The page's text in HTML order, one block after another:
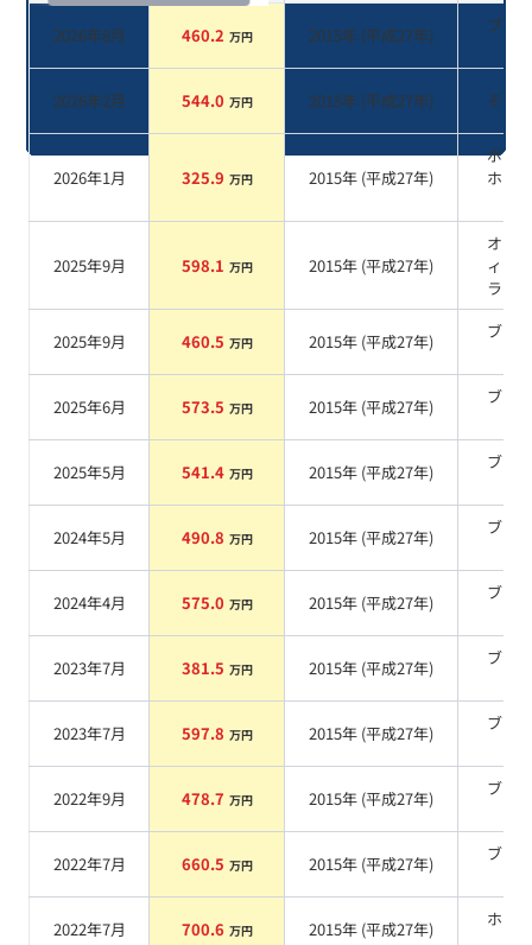
2026年8月 460.2 万円 2015年 (平成27年)
ブラ
2026年2月 544.0 万円 2015年 (平成27年) その他
2026年1月 325.9 万円 2015年 (平成27年)
ポー
ホワ
2025年9月 598.1 万円 2015年 (平成27年)
オブ
ィア
ラック
2025年9月 460.5 万円 2015年 (平成27年)
ブラ
2025年6月 573.5 万円 2015年 (平成27年)
ブラ
2025年5月 541.4 万円 2015年 (平成27年)
ブラ
2024年5月 490.8 万円 2015年 (平成27年)
ブラ
2024年4月 575.0 万円 2015年 (平成27年)
ブラ
2023年7月 381.5 万円 2015年 (平成27年)
ブラ
2023年7月 597.8 万円 2015年 (平成27年)
ブラ
2022年9月 478.7 万円 2015年 (平成27年)
ブラ
2022年7月 660.5 万円 2015年 (平成27年)
ブラ
2022年7月 700.6 万円 2015年 (平成27年)
ホワ